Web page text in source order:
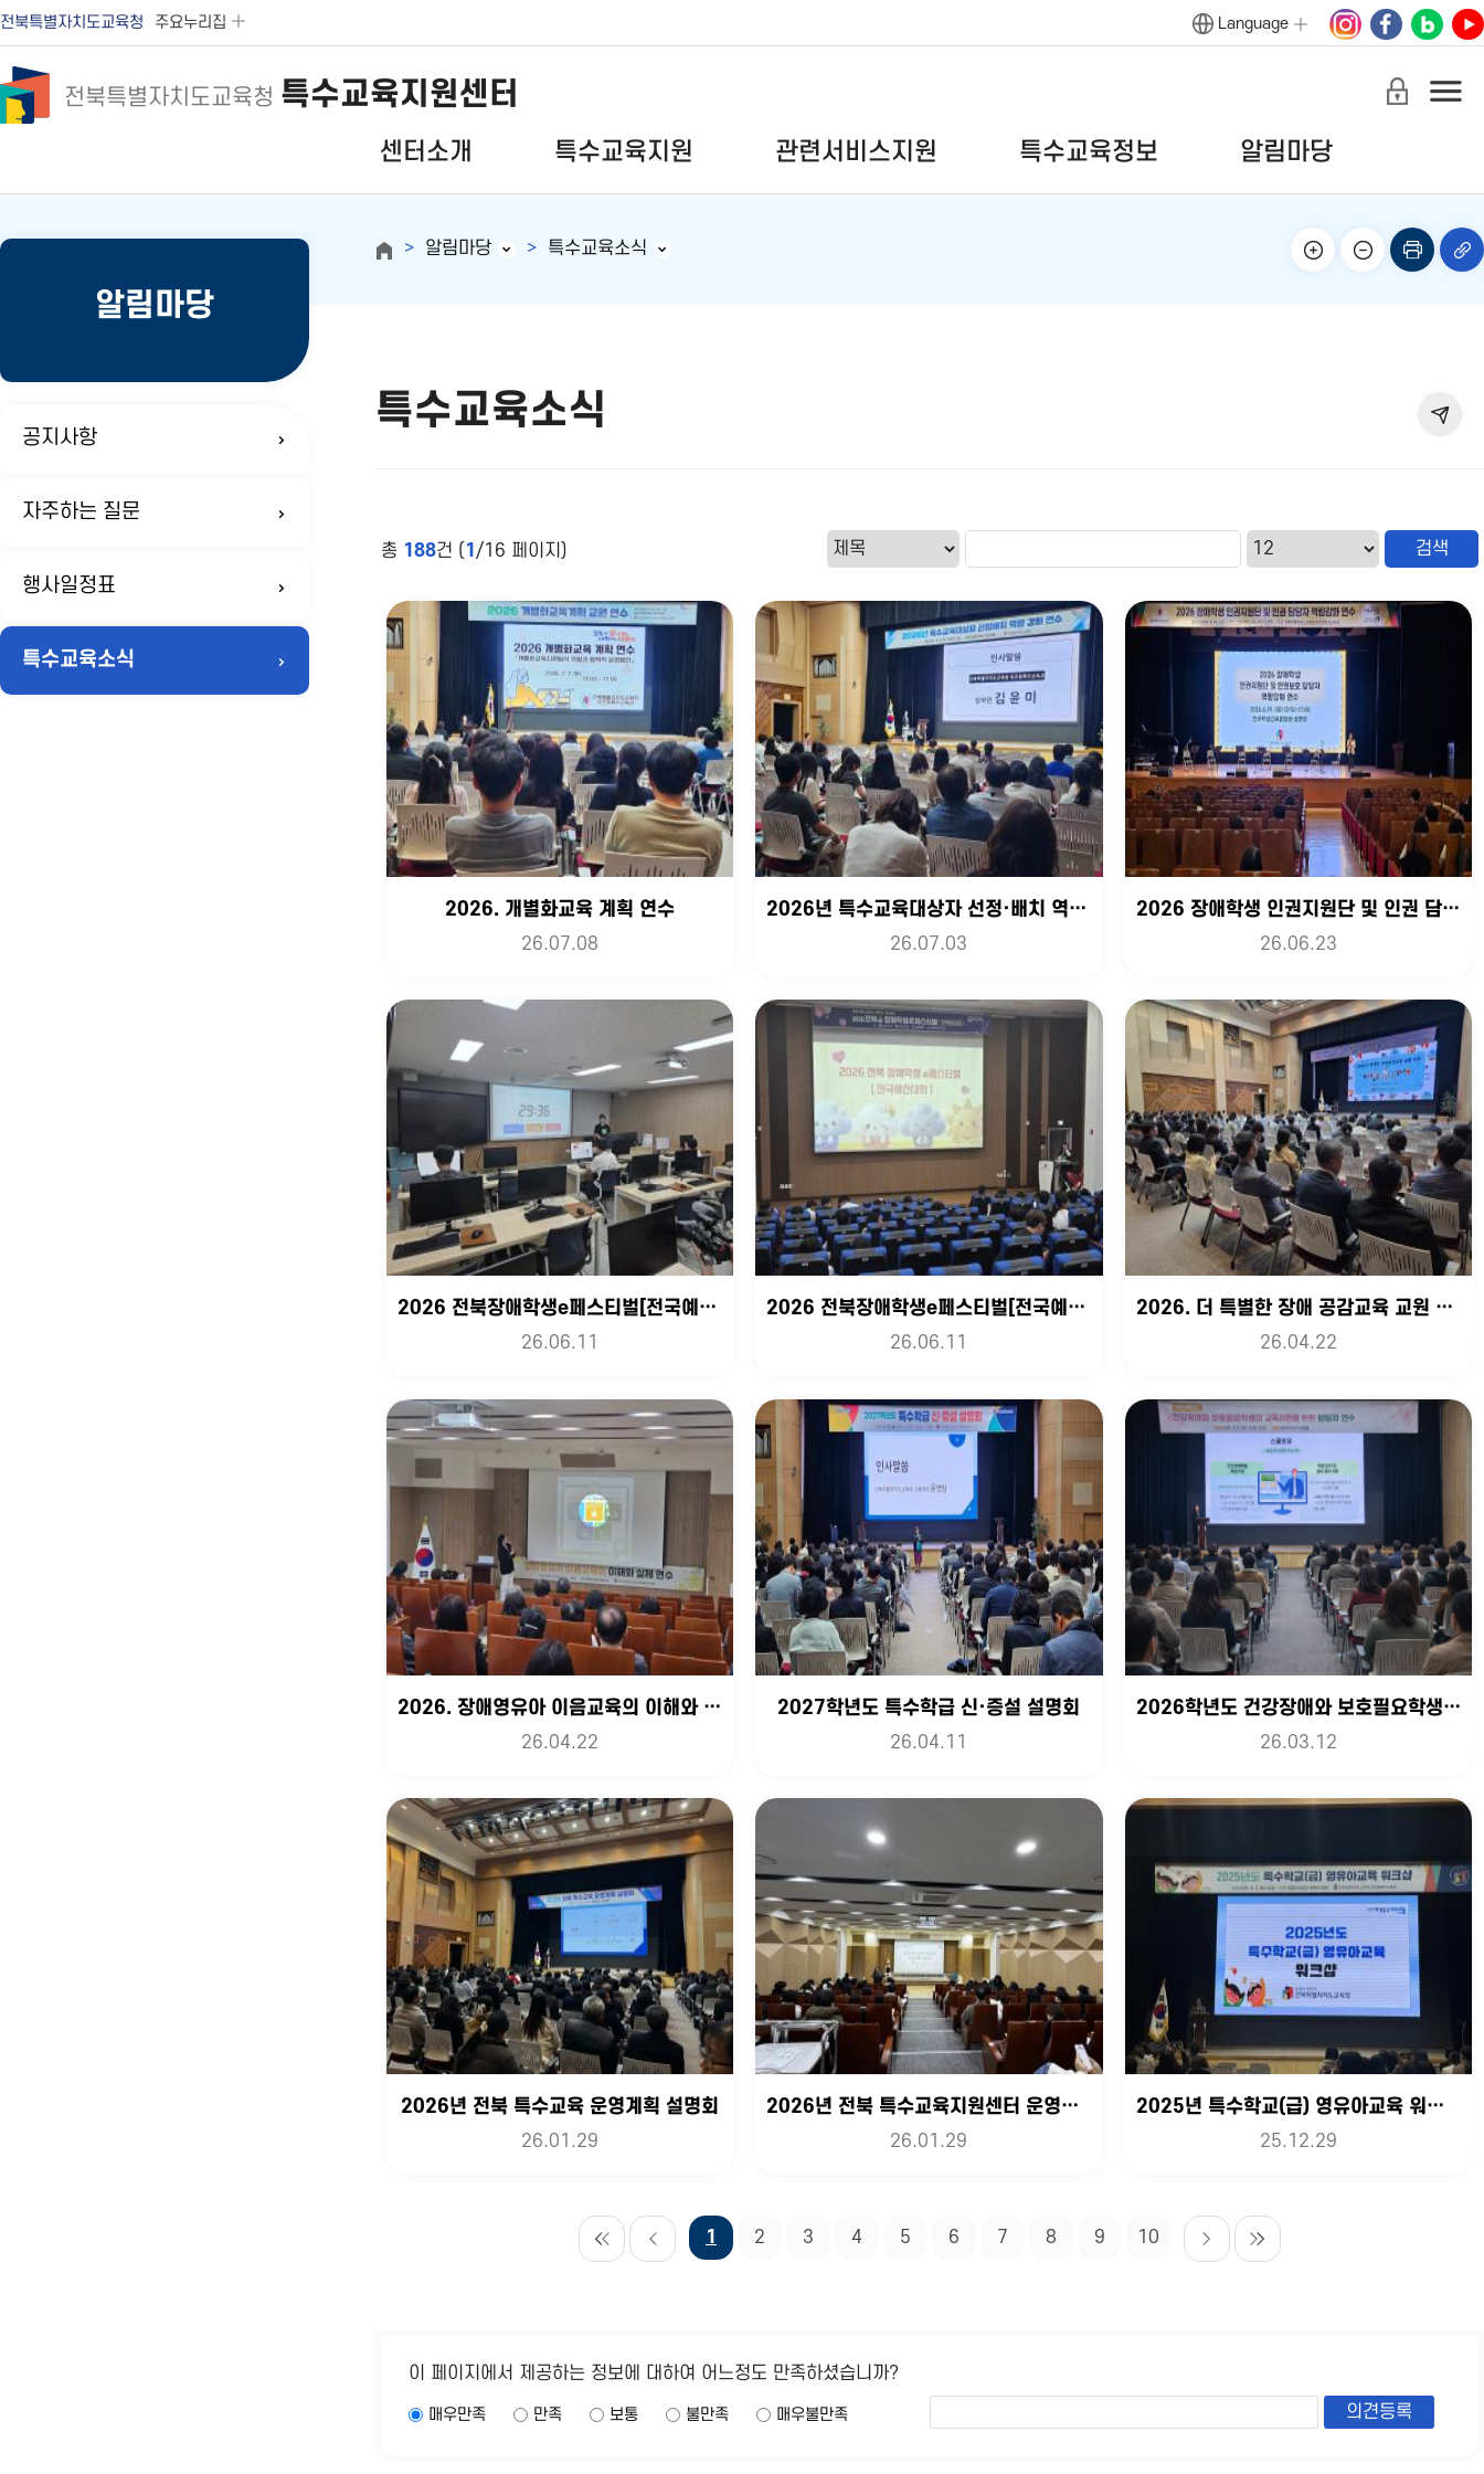
전북특별자치도교육청 주요누리집 Language
전북특별자치도교육청 특수교육지원센터
센터소개 특수교육지원 관련서비스지원 특수교육정보 알림마당
알림마당
공지사항
자주하는 질문
행사일정표
특수교육소식
알림마당 특수교육소식
특수교육소식
총 188건 ( 1 /16 페이지)
2026. 개별화교육 계획 연수
26.07.08
2026년 특수교육대상자 선정·배치 역량강화 연수
26.07.03
2026 장애학생 인권지원단 및 인권 담당자 역량강화 연수
26.06.23
2026 전북장애학생e페스티벌[전국예선]&정보화대회 [2]
26.06.11
2026 전북장애학생e페스티벌[전국예선]&정보화대회 [1]
26.06.11
2026. 더 특별한 장애 공감교육 교원 연수
26.04.22
2026. 장애영유아 이음교육의 이해와 실제
26.04.22
2027학년도 특수학급 신·증설 설명회
26.04.11
2026학년도 건강장애와 보호필요학생 교육지원을 위한 담당자 연수
26.03.12
2026년 전북 특수교육 운영계획 설명회
26.01.29
2026년 전북 특수교육지원센터 운영계획 설명회
26.01.29
2025년 특수학교(급) 영유아교육 워크샵
25.12.29
1 2 3 4 5 6 7 8 9 10
이 페이지에서 제공하는 정보에 대하여 어느정도 만족하셨습니까?
매우만족 만족 보통 불만족 매우불만족